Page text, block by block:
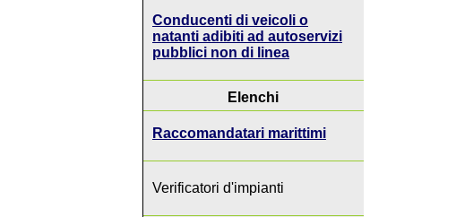
Conducenti di veicoli o
natanti adibiti ad autoservizi
pubblici non di linea
Elenchi
Raccomandatari marittimi
Verificatori d'impianti